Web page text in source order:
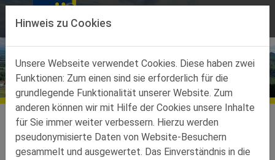
Direkt zur Hauptnavigation springen
Direkt zum Inhalt springen
Aktuelles
Ortsgruppen
Ortsgruppen-Teilbez-Amstetten Kollmitzberg
11.2.2026 Ball in Wallsee-Sindelburg
Hinweis zu Cookies
Unsere Webseite verwendet Cookies. Diese haben zwei
Funktionen: Zum einen sind sie erforderlich für die
grundlegende Funktionalität unserer Website. Zum
anderen können wir mit Hilfe der Cookies unsere Inhalte
für Sie immer weiter verbessern. Hierzu werden
pseudonymisierte Daten von Website-Besuchern
gesammelt und ausgewertet. Das Einverständnis in die